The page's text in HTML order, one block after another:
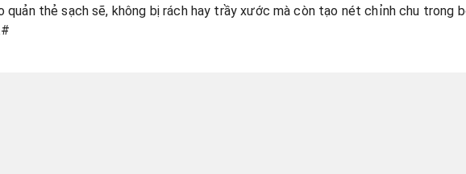
quản thẻ sạch sẽ, không bị rách hay trầy xước mà còn tạo nét chỉnh chu trong